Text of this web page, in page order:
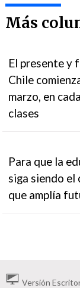
Más
El presente y
Chile
marzo, en
clases
Para que la
siga siendo el
que amplía
Versión